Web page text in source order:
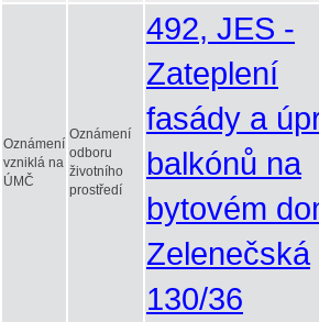
Oznámení
vzniklá na
ÚMČ
Oznámení
odboru
životního
prostředí
492, JES -
Zateplení
fasády a
balkónů na
bytovém
Zelenečská
130/36